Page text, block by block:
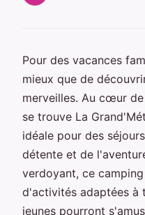
Pour des vacances
mieux que de
merveilles. Au cœur
se trouve La
idéale pour des
détente et de
verdoyant, ce
d'activités adaptées à
jeunes pourront